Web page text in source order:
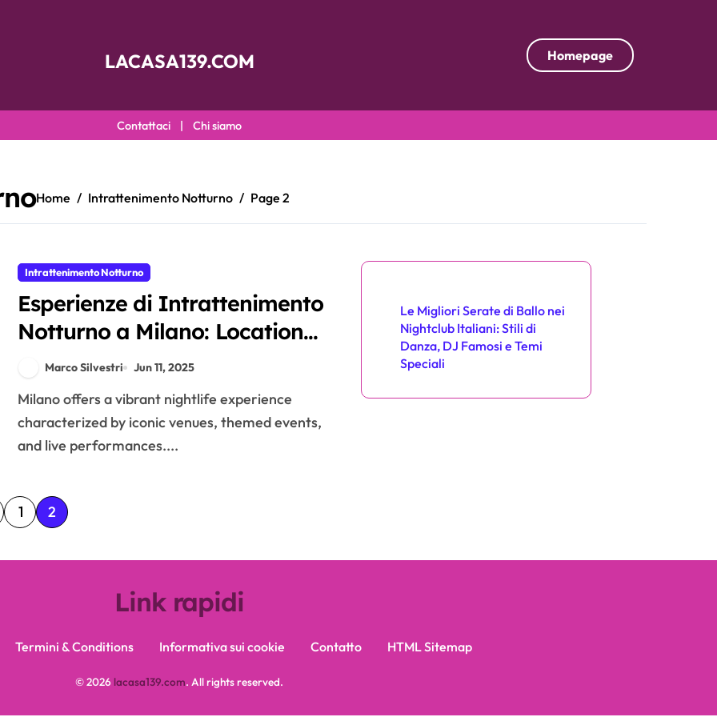
LACASA139.COM Homepage
Contattaci | Chi siamo
Home Intrattenimento Notturno Page 2
Intrattenimento Notturno
Esperienze di Intrattenimento
Notturno a Milano: Location
Iconiche, Eventi a Tema e
Performance dal Vivo
Marco Silvestri Jun 11, 2025
Milano offers a vibrant nightlife experience
characterized by iconic venues, themed events,
and live performances....
1 2
Le Migliori Serate di Ballo nei
Nightclub Italiani: Stili di
Danza, DJ Famosi e Temi
Speciali
Link rapidi
Termini & Conditions Informativa sui cookie Contatto HTML Sitemap
© 2026 lacasa139.com. All rights reserved.